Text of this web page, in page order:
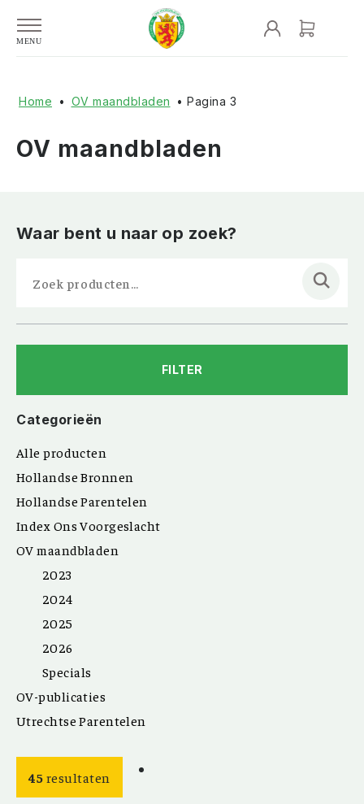
Home • OV maandbladen • Pagina 3
OV maandbladen
Waar bent u naar op zoek?
naar:
FILTER
Categorieën
Alle producten
Hollandse Bronnen
Hollandse Parentelen
Index Ons Voorgeslacht
OV maandbladen
2023
2024
2025
2026
Specials
OV-publicaties
Utrechtse Parentelen
45 resultaten